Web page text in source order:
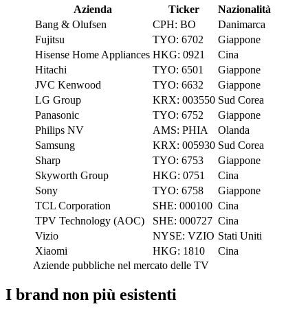
Azienda Ticker
Nazionalità
Bang & Olufsen
CPH: BO
Danimarca
Fujitsu
TYO: 6702
Giappone
Hisense Home Appliances HKG: 0921
Cina
Hitachi
TYO: 6501
Giappone
JVC Kenwood
TYO: 6632
Giappone
LG Group
KRX: 003550 Sud Corea
Panasonic
TYO: 6752
Giappone
Philips NV
AMS: PHIA
Olanda
Samsung
KRX: 005930 Sud Corea
Sharp
TYO: 6753
Giappone
Skyworth Group
HKG: 0751
Cina
Sony
TYO: 6758
Giappone
TCL Corporation
SHE: 000100 Cina
TPV Technology (AOC)
SHE: 000727 Cina
Vizio
NYSE: VZIO Stati Uniti
Xiaomi
HKG: 1810
Cina
Aziende pubbliche nel mercato delle TV
I brand non più esistenti